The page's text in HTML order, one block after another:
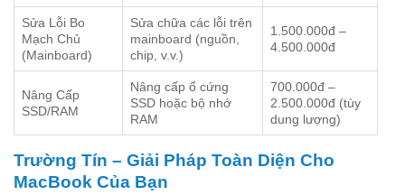
Sửa Lỗi Bo
Mạch Chủ
(Mainboard)
Sửa chữa các lỗi trên
mainboard (nguồn,
chip, v.v.)
1.500.000đ –
4.500.000đ
Nâng Cấp
SSD/RAM
Nâng cấp ổ cứng
SSD hoặc bộ nhớ
RAM
700.000đ –
2.500.000đ (tùy
dung lượng)
Trường Tín – Giải Pháp Toàn Diện Cho
MacBook Của Bạn